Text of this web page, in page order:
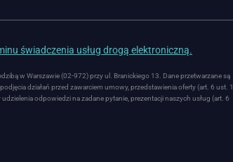
świadczenia usług drogą elektroniczną.
w Warszawie (02-972) przy ul. Branickiego 13. Dane przetwarzane są
działań przed zawarciem umowy, przedstawienia oferty (art. 6 ust. 1
odpowiedzi na zadane pytanie, prezentacji naszych usług (art. 6